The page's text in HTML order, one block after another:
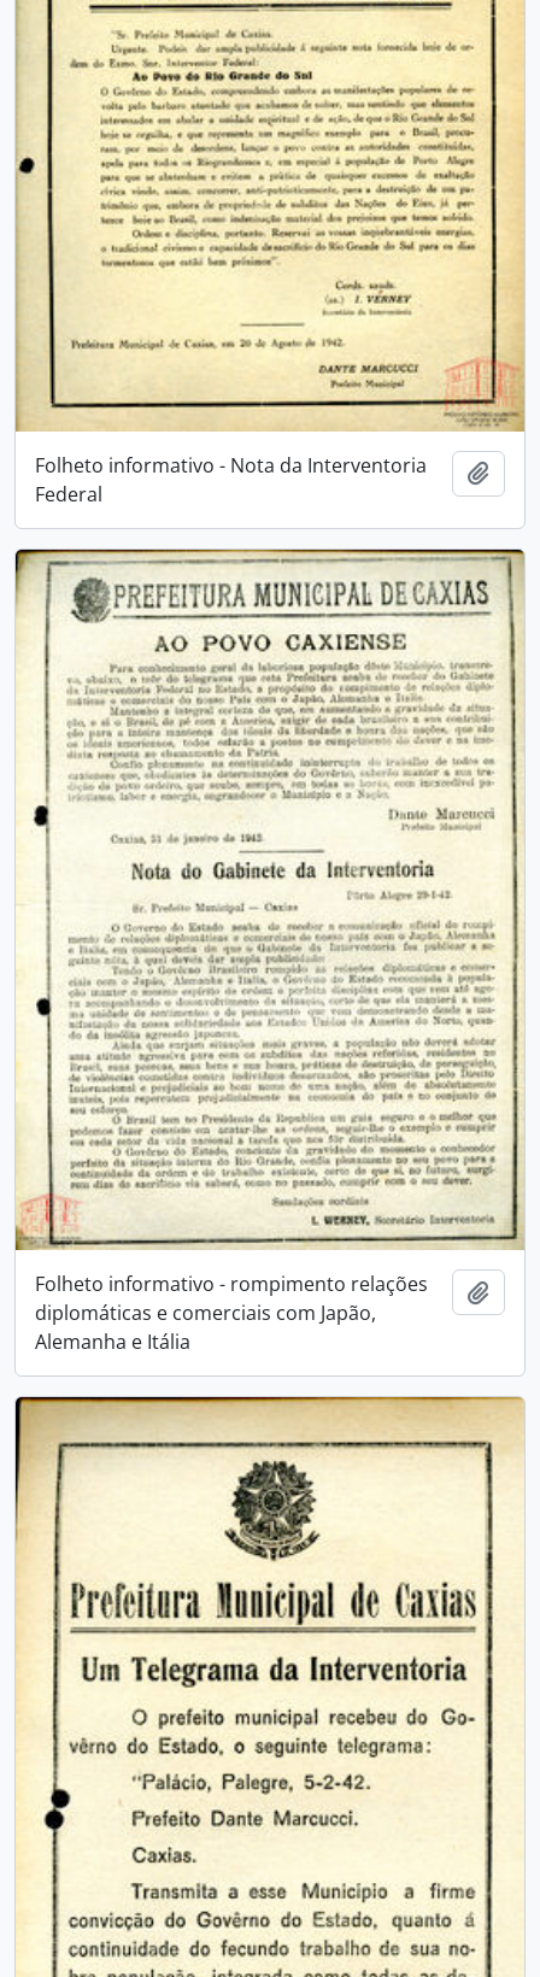
Folheto informativo - Nota da Interventoria
Federal
Folheto informativo - rompimento relações
diplomáticas e comerciais com Japão,
Alemanha e Itália